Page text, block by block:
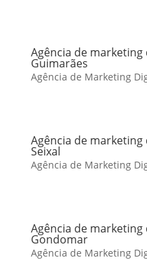
Agência de
Guimarães
Agência de Marketing
Agência de
Seixal
Agência de Marketing
Agência de
Gondomar
Agência de Marketing